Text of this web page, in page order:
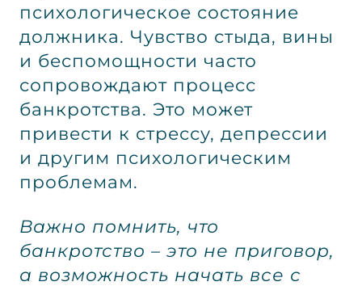
психологическое состояние
должника. Чувство стыда, вины
и беспомощности часто
сопровождают процесс
банкротства. Это может
привести к стрессу, депрессии
и другим психологическим
проблемам.
Важно помнить, что
банкротство – это не приговор,
а возможность начать все с